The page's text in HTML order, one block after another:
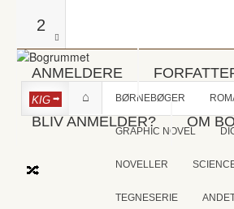
2
ANMELDERE
BLIV ANMELDER? OM
KIG BØRNEBØGER
GRAPHIC NOVEL
NOVELLER
TEGNESERIE